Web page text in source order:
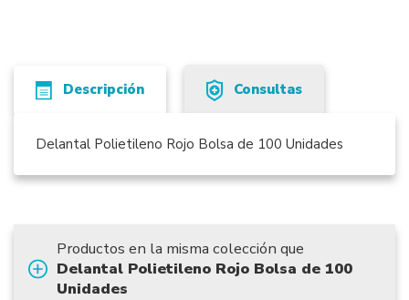
Descripción Consultas
Delantal Polietileno Rojo Bolsa de 100 Unidades
Productos en la misma colección que
Delantal Polietileno Rojo Bolsa de 100
Unidades